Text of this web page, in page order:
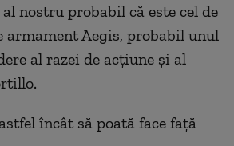
nostru probabil că este cel de
armament Aegis, probabil unul
al razei de acţiune şi al
încât să poată face faţă